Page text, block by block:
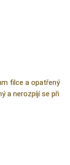
filce a opatřený
a nerozpíjí se při